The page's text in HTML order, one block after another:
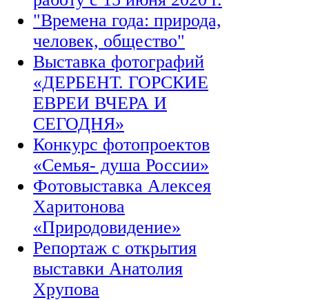
"Времена года: природа,
человек, общество"
Выставка фотографий
«ДЕРБЕНТ. ГОРСКИЕ
ЕВРЕИ ВЧЕРА И
СЕГОДНЯ»
Конкурс фотопроектов
«Семья- душа России»
Фотовыставка Алексея
Харитонова
«Природовидение»
Репортаж с открытия
выставки Анатолия
Хрупова